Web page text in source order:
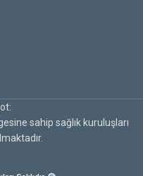
sahip sağlık kuruluşları